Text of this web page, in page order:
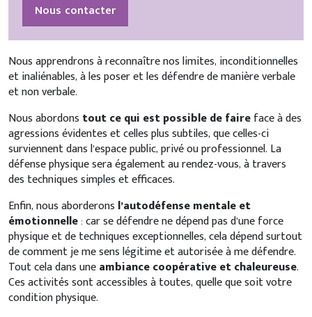
Nous contacter
Nous apprendrons à reconnaître nos limites, inconditionnelles
et inaliénables, à les poser et les défendre de manière verbale
et non verbale.
Nous abordons tout ce qui est possible de faireface à des
agressions évidentes et celles plus subtiles, que celles-ci
surviennent dans l’espace public, privé ou professionnel. La
défense physique sera également au rendez-vous, à travers
des techniques simples et efficaces.
Enfin, nous aborderons l’autodéfense mentale et
émotionnelle: car se défendre ne dépend pas d’une force
physique et de techniques exceptionnelles, cela dépend surtout
de comment je me sens légitime et autorisée à me défendre.
Tout cela dans uneambiance coopérative et chaleureuse.
Ces activités sont accessibles à toutes, quelle que soit votre
condition physique.